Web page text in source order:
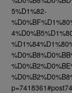
5%D1%82-